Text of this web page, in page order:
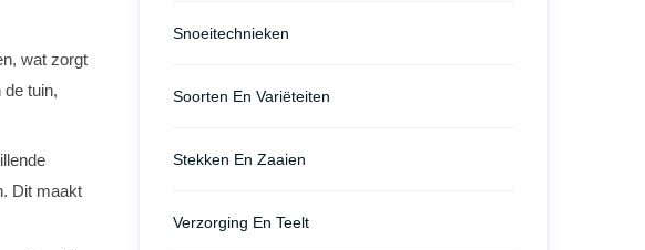
wat zorgt
tuin,
Dit maakt
Snoeitechnieken
Soorten En Variëteiten
Stekken En Zaaien
Verzorging En Teelt